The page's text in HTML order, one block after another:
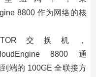
8800 作为网络的核
交换机，
8800 通
端的 100GE 全联接方